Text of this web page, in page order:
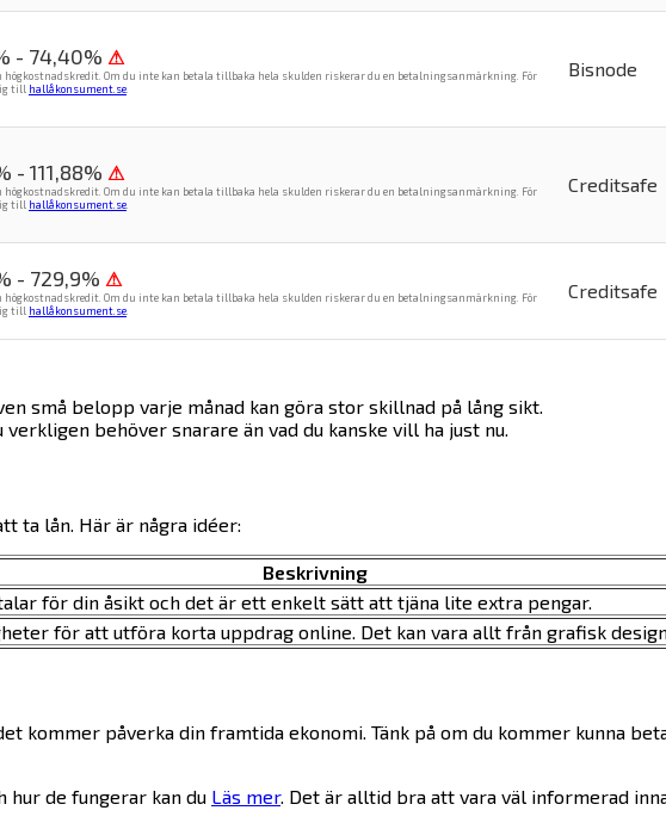
- 74,40% ⚠
högkostnadskredit. Om du inte kan betala tillbaka hela skulden riskerar du en betalningsanmärkning. För
till hallåkonsument.se.
Bisnode
- 111,88% ⚠
högkostnadskredit. Om du inte kan betala tillbaka hela skulden riskerar du en betalningsanmärkning. För
till hallåkonsument.se.
Creditsafe
- 729,9% ⚠
högkostnadskredit. Om du inte kan betala tillbaka hela skulden riskerar du en betalningsanmärkning. För
till hallåkonsument.se.
Creditsafe
små belopp varje månad kan göra stor skillnad på lång sikt.
verkligen behöver snarare än vad du kanske vill ha just nu.
ta lån. Här är några idéer:
Beskrivning
för din åsikt och det är ett enkelt sätt att tjäna lite extra pengar.
för att utföra korta uppdrag online. Det kan vara allt från grafisk
kommer påverka din framtida ekonomi. Tänk på om du kommer kunna
de fungerar kan du Läs mer. Det är alltid bra att vara väl informerad